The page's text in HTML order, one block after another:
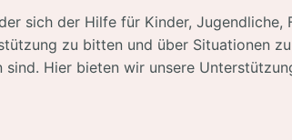
sich der Hilfe für Kinder, Jugendliche,
zu bitten und über Situationen
Hier bieten wir unsere